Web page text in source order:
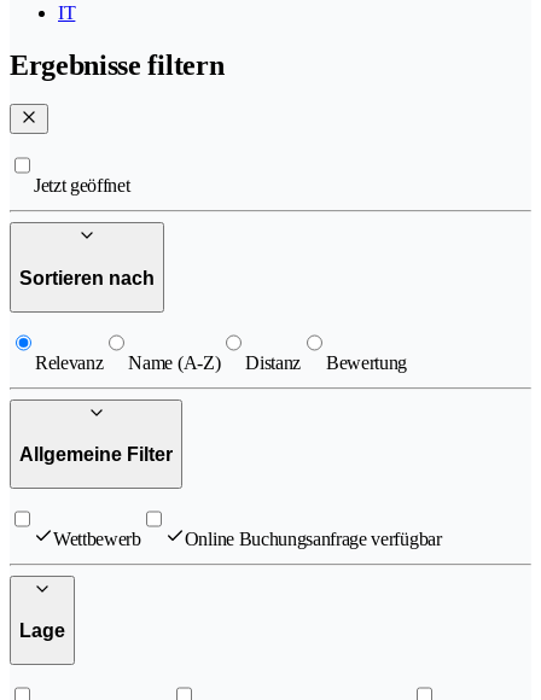
IT
Ergebnisse filtern
Jetzt geöffnet
Sortieren nach
Relevanz Name (A-Z) Distanz Bewertung
Allgemeine Filter
Wettbewerb Online Buchungsanfrage verfügbar
Lage